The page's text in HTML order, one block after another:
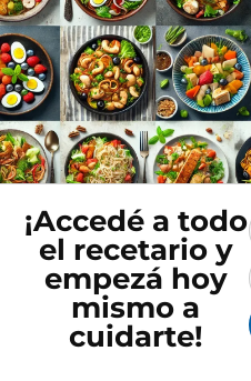
¡Accedé a todo
el recetario y
empezá hoy
mismo a
cuidarte!